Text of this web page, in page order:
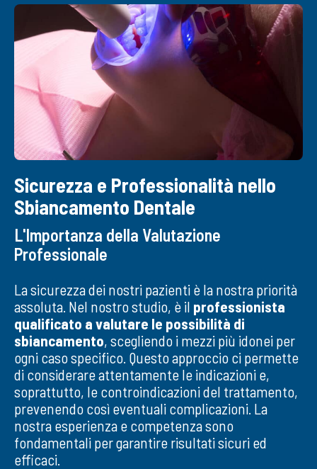
Sicurezza e Professionalità nello
Sbiancamento Dentale
L'Importanza della Valutazione
Professionale
La sicurezza dei nostri pazienti è la nostra priorità
assoluta. Nel nostro studio, è il professionista
qualificato a valutare le possibilità di
sbiancamento, scegliendo i mezzi più idonei per
ogni caso specifico. Questo approccio ci permette
di considerare attentamente le indicazioni e,
soprattutto, le controindicazioni del trattamento,
prevenendo così eventuali complicazioni. La
nostra esperienza e competenza sono
fondamentali per garantire risultati sicuri ed
efficaci.